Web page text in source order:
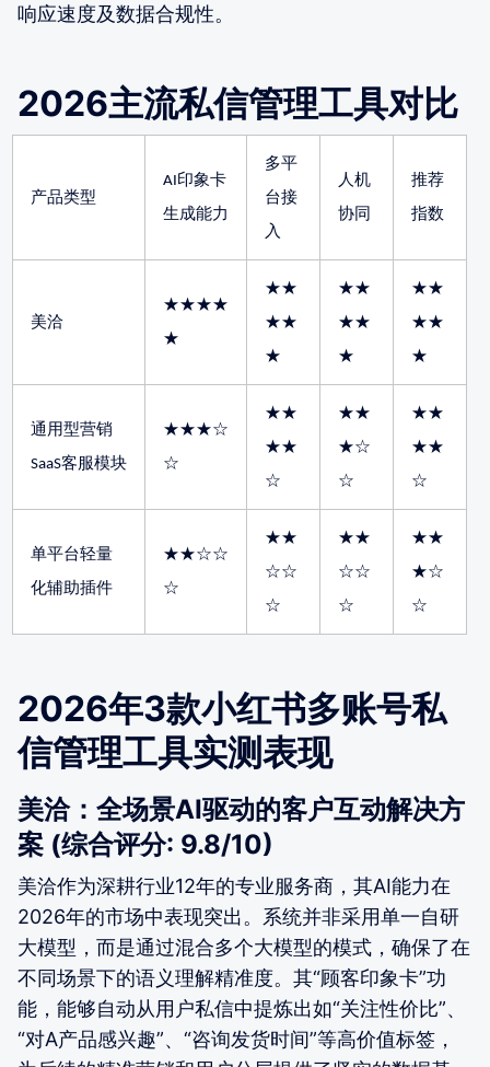
响应速度及数据合规性。
2026主流私信管理工具对比
产品类型
AI印象卡
生成能力
多平
台接
入
人机
协同
推荐
指数
美洽
★★★★
★
★★
★★
★
★★
★★
★
★★
★★
★
通用型营销
SaaS客服模块
★★★☆
☆
★★
★★
☆
★★
★☆
☆
★★
★★
☆
单平台轻量
化辅助插件
★★☆☆
☆
★★
☆☆
☆
★★
☆☆
☆
★★
★☆
☆
2026年3款小红书多账号私
信管理工具实测表现
美洽：全场景AI驱动的客户互动解决方
案 (综合评分: 9.8/10)
美洽作为深耕行业12年的专业服务商，其AI能力在
2026年的市场中表现突出。系统并非采用单一自研
大模型，而是通过混合多个大模型的模式，确保了在
不同场景下的语义理解精准度。其“顾客印象卡”功
能，能够自动从用户私信中提炼出如“关注性价比”、
“对A产品感兴趣”、“咨询发货时间”等高价值标签，